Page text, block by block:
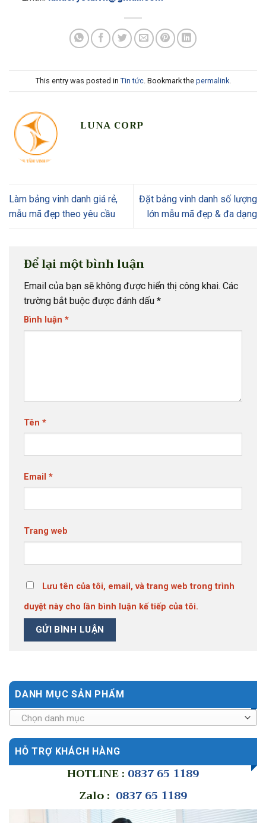
This entry was posted in Tin tức. Bookmark the permalink.
LUNA CORP
Làm bảng vinh danh giá rẻ,
mẫu mã đẹp theo yêu cầu
Đặt bảng vinh danh số lượng
lớn mẫu mã đẹp & đa dạng
Để lại một bình luận
Email của bạn sẽ không được hiển thị công khai. Các
trường bắt buộc được đánh dấu *
Bình luận *
Tên *
Email *
Trang web
Lưu tên của tôi, email, và trang web trong trình
duyệt này cho lần bình luận kế tiếp của tôi.
DANH MỤC SẢN PHẨM
Chọn danh mục
HỖ TRỢ KHÁCH HÀNG
HOTLINE : 0837 65 1189
Zalo : 0837 65 1189